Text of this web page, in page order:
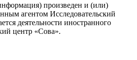
произведен и (или)
агентом Исследовательский
деятельности иностранного
центр «Сова».